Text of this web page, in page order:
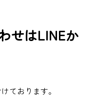
せはLINEか
ております。